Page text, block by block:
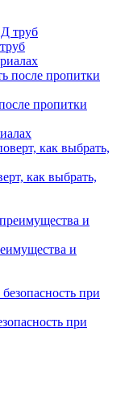
пропитки
как выбрать,
и
при